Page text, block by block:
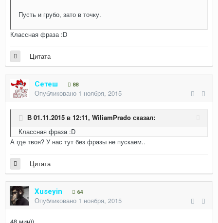
Пусть и грубо, зато в точку.
Классная фраза :D
Цитата
Сетеш 88
Опубликовано 1 ноября, 2015
В 01.11.2015 в 12:11, WiliamPrado сказал:
Классная фраза :D
А где твоя? У нас тут без фразы не пускаем..
Цитата
Xuseyin 64
Опубликовано 1 ноября, 2015